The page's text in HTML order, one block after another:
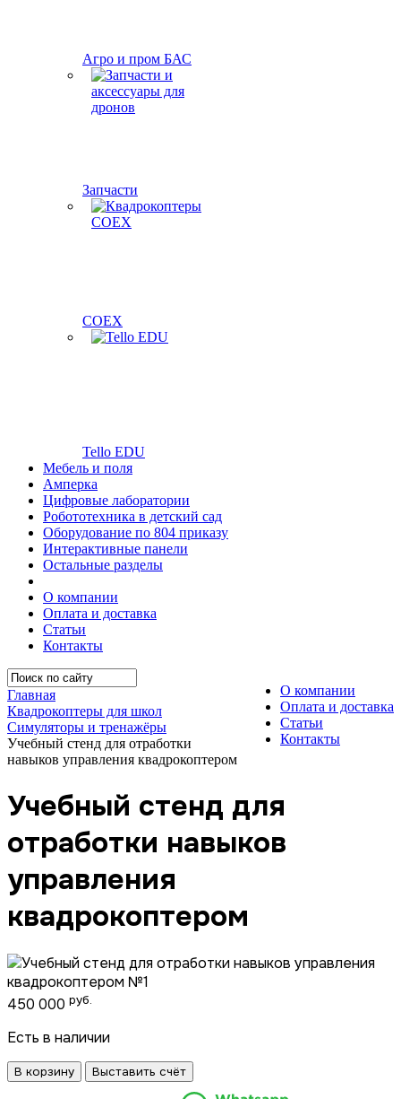
Агро и пром БАС
Запчасти
COEX
Tello EDU
Мебель и поля
Амперка
Цифровые лаборатории
Робототехника в детский сад
Оборудование по 804 приказу
Интерактивные панели
Остальные разделы
О компании
Оплата и доставка
Статьи
Контакты
О компании
Оплата и доставка
Статьи
Контакты
Главная
Квадрокоптеры для школ
Симуляторы и тренажёры
Учебный стенд для отработки
навыков управления квадрокоптером
Учебный стенд для
отработки навыков
управления
квадрокоптером
450 000 руб.
Есть в наличии
В корзину Выставить счёт